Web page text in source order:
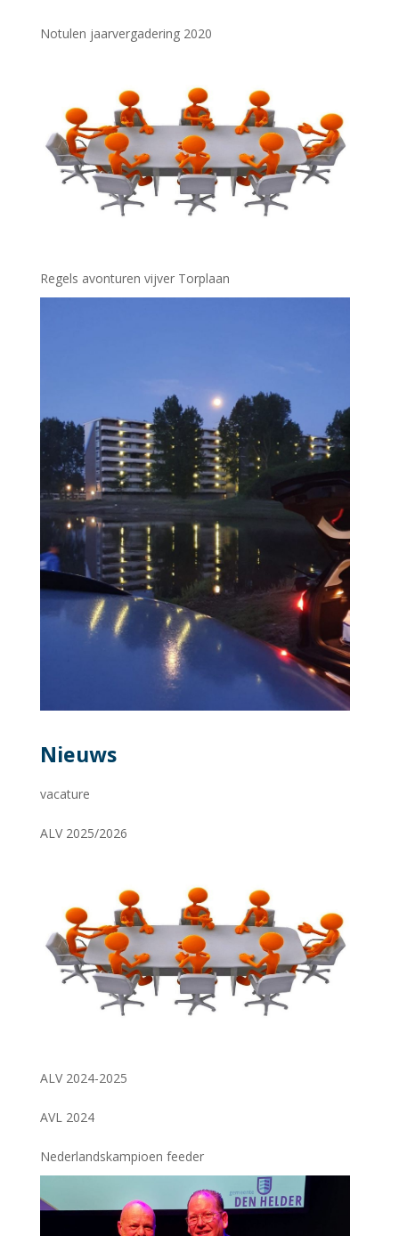
Notulen jaarvergadering 2020
Regels avonturen vijver Torplaan
Nieuws
vacature
ALV 2025/2026
ALV 2024-2025
AVL 2024
Nederlandskampioen feeder